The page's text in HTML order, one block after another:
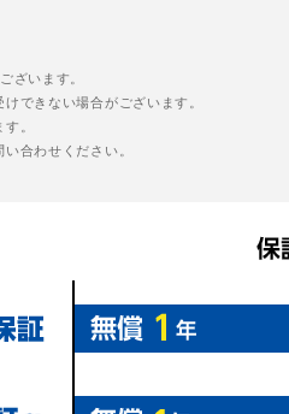
ざいます。
できない場合がございます。
。
合わせください。